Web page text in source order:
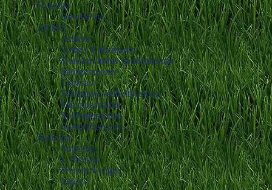
Nyheder
Seneste nyt
Artikler
Artikler
Vejret i København
Transfervindue-gennemgange
Klubportrætter
Toplister
Danmarks fodboldhistorie
Talentportrætter
Spillerportrætter
Spillerinterviews
Stillinger
Superliga
1. division
Premier League
Ligue 1